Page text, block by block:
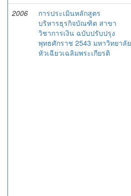
2006
การประเมินหลักสูตร
บริหารธุรกิจบัณฑิต สาขา
วิชาการเงิน ฉบับปรับปรุง
พุทธศักราช 2543 มหาวิทยาลัย
หัวเฉียวเฉลิมพระเกียรติ